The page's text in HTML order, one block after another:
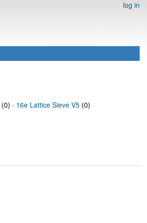
log in
(0) · 16e Lattice Sieve V5 (0)